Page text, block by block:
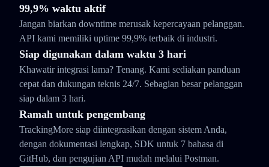
99,9% waktu aktif
Jangan biarkan downtime merusak kepercayaan pelanggan.
API kami memiliki uptime 99,9% terbaik di industri.
Siap digunakan dalam waktu 3 hari
Khawatir integrasi lama? Tenang. Kami sediakan panduan
cepat dan dukungan teknis 24/7. Sebagian besar pelanggan
siap dalam 3 hari.
Ramah untuk pengembang
TrackingMore siap diintegrasikan dengan sistem Anda,
dengan dokumentasi lengkap, SDK untuk 7 bahasa di
GitHub, dan pengujian API mudah melalui Postman.